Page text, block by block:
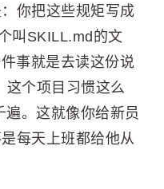
你把这些规矩写成
叫SKILL.md的文
事就是去读这份说
这个项目习惯这么
遍。这就像你给新员
每天上班都给他从